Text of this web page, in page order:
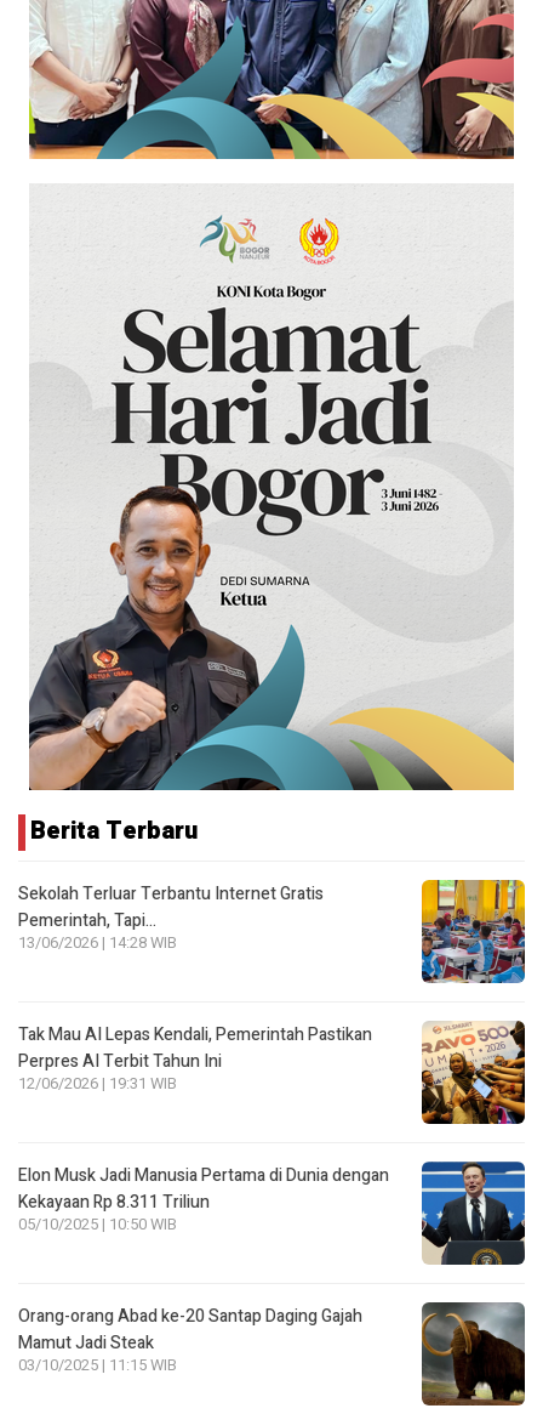
Berita Terbaru
Sekolah Terluar Terbantu Internet Gratis
Pemerintah, Tapi…
13/06/2026 | 14:28 WIB
Tak Mau AI Lepas Kendali, Pemerintah Pastikan
Perpres AI Terbit Tahun Ini
12/06/2026 | 19:31 WIB
Elon Musk Jadi Manusia Pertama di Dunia dengan
Kekayaan Rp 8.311 Triliun
05/10/2025 | 10:50 WIB
Orang-orang Abad ke-20 Santap Daging Gajah
Mamut Jadi Steak
03/10/2025 | 11:15 WIB